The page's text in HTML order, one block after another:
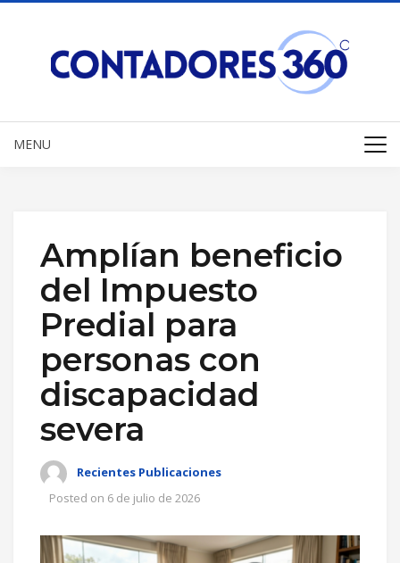
MENU
Amplían beneficio
del Impuesto
Predial para
personas con
discapacidad
severa
Recientes Publicaciones
Posted on 6 de julio de 2026